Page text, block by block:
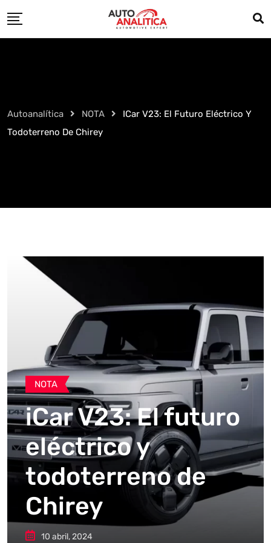
to
Autoanalítica NOTA
ICar V23: El Futuro Eléctrico Y
Todoterreno De Chirey
NOTA
iCar V23: El futuro
eléctrico y
todoterreno de
Chirey
10 abril, 2024